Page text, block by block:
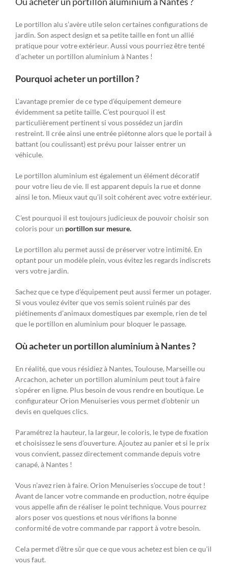
Le portillon alu s’avère utile selon certaines configurations de
jardin. Son aspect design et sa petite taille en font un allié
pratique pour votre extérieur. Aussi vous pourriez être tenté
d’acheter un portillon aluminium à Nantes !
Pourquoi acheter un portillon ?
L’avantage premier de ce type d’équipement demeure
évidemment sa petite taille. C’est pourquoi il est
particulièrement pertinent si vous possédez un jardin
restreint. Il crée ainsi une entrée piétonne alors que le portail à
battant (ou coulissant) est prévu pour laisser entrer un
véhicule.
Le portillon aluminium est également un élément décoratif
pour votre lieu de vie. Il est apparent depuis la rue et donne
ainsi le ton. Mieux vaut qu’il soit cohérent avec votre extérieur.
C’est pourquoi il est toujours judicieux de pouvoir choisir son
coloris pour un portillon sur mesure.
Le portillon alu permet aussi de préserver votre intimité. En
optant pour un modèle plein, vous évitez les regards indiscrets
vers votre jardin.
Sachez que ce type d’équipement peut aussi fermer un potager.
Si vous voulez éviter que vos semis soient ruinés par des
piétinements d’animaux domestiques par exemple, rien de tel
que le portillon en aluminium pour bloquer le passage.
Où acheter un portillon aluminium à Nantes ?
En réalité, que vous résidiez à Nantes, Toulouse, Marseille ou
Arcachon, acheter un portillon aluminium peut tout à faire
s’opérer en ligne. Plus besoin de vous rendre en boutique. Le
configurateur Orion Menuiseries vous permet d’obtenir un
devis en quelques clics.
Paramétrez la hauteur, la largeur, le coloris, le type de fixation
et choisissez le sens d’ouverture. Ajoutez au panier et si le prix
vous convient, passez directement commande depuis votre
canapé, à Nantes !
Vous n’avez rien à faire. Orion Menuiseries s’occupe de tout !
Avant de lancer votre commande en production, notre équipe
vous appelle afin de réaliser le point technique. Vous pourrez
alors poser vos questions et nous vérifions la bonne
conformité de votre commande par rapport à votre besoin.
Cela permet d’être sûr que ce que vous achetez est bien ce qu’il
vous faut.